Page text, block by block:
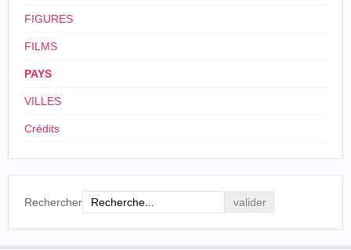
FIGURES
FILMS
PAYS
VILLES
Crédits
Rechercher